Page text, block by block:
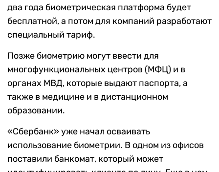
два года биометрическая платформа будет
бесплатной, а потом для компаний разработают
специальный тариф.
Позже биометрию могут ввести для
многофункциональных центров (МФЦ) и в
органах МВД, которые выдают паспорта, а
также в медицине и в дистанционном
образовании.
«Сбербанк» уже начал осваивать
использование биометрии. В одном из офисов
поставили банкомат, который может